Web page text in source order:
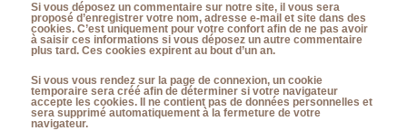
Si vous déposez un commentaire sur notre site, il vous sera
proposé d’enregistrer votre nom, adresse e-mail et site dans des
cookies. C’est uniquement pour votre confort afin de ne pas avoir
à saisir ces informations si vous déposez un autre commentaire
plus tard. Ces cookies expirent au bout d’un an.
Si vous vous rendez sur la page de connexion, un cookie
temporaire sera créé afin de déterminer si votre navigateur
accepte les cookies. Il ne contient pas de données personnelles et
sera supprimé automatiquement à la fermeture de votre
navigateur.